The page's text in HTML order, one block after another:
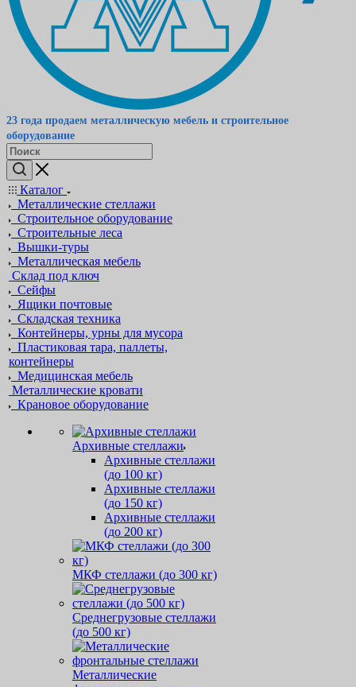
23 года продаем металлическую мебель и строительное
оборудование
Каталог
Металлические стеллажи
Строительное оборудование
Строительные леса
Вышки-туры
Металлическая мебель
Склад под ключ
Сейфы
Ящики почтовые
Складская техника
Контейнеры, урны для мусора
Пластиковая тара, паллеты,
контейнеры
Медицинская мебель
Металлические кровати
Крановое оборудование
Архивные стеллажи
Архивные стеллажи
(до 100 кг)
Архивные стеллажи
(до 150 кг)
Архивные стеллажи
(до 200 кг)
МКФ стеллажи (до 300 кг)
Среднегрузовые стеллажи
(до 500 кг)
Металлические